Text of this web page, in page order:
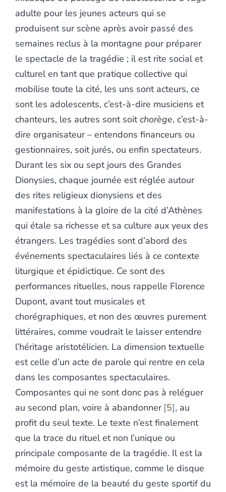
adulte pour les jeunes acteurs qui se
produisent sur scène après avoir passé des
semaines reclus à la montagne pour préparer
le spectacle de la tragédie ; il est rite social et
culturel en tant que pratique collective qui
mobilise toute la cité, les uns sont acteurs, ce
sont les adolescents, c’est-à-dire musiciens et
chanteurs, les autres sont soitchorège, c’est-à-
dire organisateur – entendons financeurs ou
gestionnaires, soit jurés, ou enfin spectateurs.
Durant les six ou sept jours des Grandes
Dionysies, chaque journée est réglée autour
des rites religieux dionysiens et des
manifestations à la gloire de la cité d’Athènes
qui étale sa richesse et sa culture aux yeux des
étrangers. Les tragédies sont d’abord des
événements spectaculaires liés à ce contexte
liturgique et épidictique. Ce sont des
performances rituelles, nous rappelle Florence
Dupont, avant tout musicales et
chorégraphiques, et non des œuvres purement
littéraires, comme voudrait le laisser entendre
l’héritage aristotélicien. La dimension textuelle
est celle d’un acte de parole qui rentre en cela
dans les composantes spectaculaires.
Composantes qui ne sont donc pas à reléguer
au second plan, voire à abandonner 5 , au
profit du seul texte. Le texte n’est finalement
que la trace du rituel et non l’unique ou
principale composante de la tragédie. Il est la
mémoire du geste artistique, comme le disque
est la mémoire de la beauté du geste sportif du